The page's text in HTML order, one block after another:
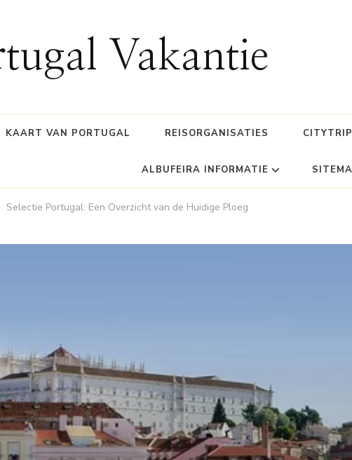
Vakantie
KAART VAN PORTUGAL REISORGANISATIES
ALBUFEIRA INFORMATIE
Selectie Portugal: Een Overzicht van de Huidige Ploeg